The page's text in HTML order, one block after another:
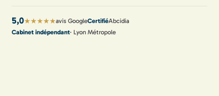
5,0★★★★★avis GoogleCertifiéAbcidia
Cabinet indépendant· Lyon Métropole